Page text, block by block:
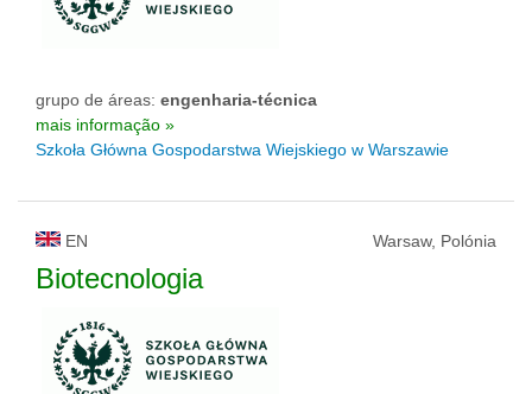
grupo de áreas: engenharia-técnica
mais informação »
Szkoła Główna Gospodarstwa Wiejskiego w Warszawie
EN Warsaw, Polónia
Biotecnologia